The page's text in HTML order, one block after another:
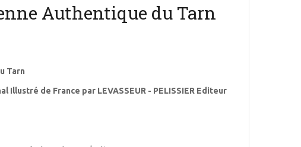
Authentique du Tarn
Tarn
Illustré de France par LEVASSEUR - PELISSIER Editeur